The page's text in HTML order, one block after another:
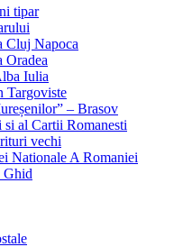
tipar
Cluj Napoca
Oradea
Iulia
Targoviste
– Brasov
al Cartii Romanesti
vechi
Nationale A Romaniei
Ghid